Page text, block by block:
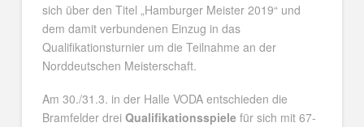
sich über den Titel „Hamburger Meister 2019“ und
dem damit verbundenen Einzug in das
Qualifikationsturnier um die Teilnahme an der
Norddeutschen Meisterschaft.
Am 30./31.3. in der Halle VODA entschieden die
Bramfelder drei Qualifikationsspiele für sich mit 67-